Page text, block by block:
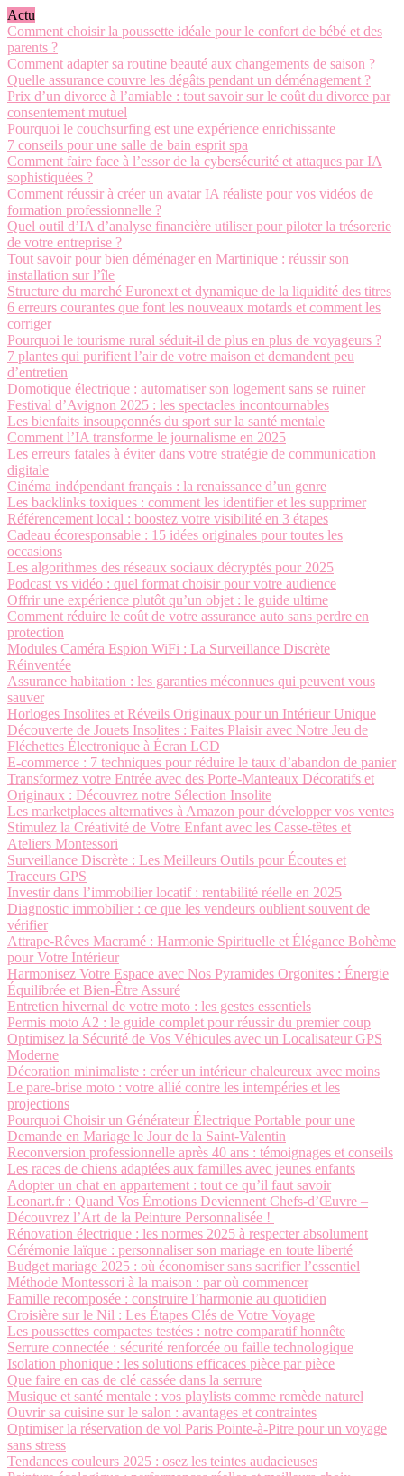
Actu
Comment choisir la poussette idéale pour le confort de bébé et des
parents ?
Comment adapter sa routine beauté aux changements de saison ?
Quelle assurance couvre les dégâts pendant un déménagement ?
Prix d’un divorce à l’amiable : tout savoir sur le coût du divorce par
consentement mutuel
Pourquoi le couchsurfing est une expérience enrichissante
7 conseils pour une salle de bain esprit spa
Comment faire face à l’essor de la cybersécurité et attaques par IA
sophistiquées ?
Comment réussir à créer un avatar IA réaliste pour vos vidéos de
formation professionnelle ?
Quel outil d’IA d’analyse financière utiliser pour piloter la trésorerie
de votre entreprise ?
Tout savoir pour bien déménager en Martinique : réussir son
installation sur l’île
Structure du marché Euronext et dynamique de la liquidité des titres
6 erreurs courantes que font les nouveaux motards et comment les
corriger
Pourquoi le tourisme rural séduit-il de plus en plus de voyageurs ?
7 plantes qui purifient l’air de votre maison et demandent peu
d’entretien
Domotique électrique : automatiser son logement sans se ruiner
Festival d’Avignon 2025 : les spectacles incontournables
Les bienfaits insoupçonnés du sport sur la santé mentale
Comment l’IA transforme le journalisme en 2025
Les erreurs fatales à éviter dans votre stratégie de communication
digitale
Cinéma indépendant français : la renaissance d’un genre
Les backlinks toxiques : comment les identifier et les supprimer
Référencement local : boostez votre visibilité en 3 étapes
Cadeau écoresponsable : 15 idées originales pour toutes les
occasions
Les algorithmes des réseaux sociaux décryptés pour 2025
Podcast vs vidéo : quel format choisir pour votre audience
Offrir une expérience plutôt qu’un objet : le guide ultime
Comment réduire le coût de votre assurance auto sans perdre en
protection
Modules Caméra Espion WiFi : La Surveillance Discrète
Réinventée
Assurance habitation : les garanties méconnues qui peuvent vous
sauver
Horloges Insolites et Réveils Originaux pour un Intérieur Unique
Découverte de Jouets Insolites : Faites Plaisir avec Notre Jeu de
Fléchettes Électronique à Écran LCD
E-commerce : 7 techniques pour réduire le taux d’abandon de panier
Transformez votre Entrée avec des Porte-Manteaux Décoratifs et
Originaux : Découvrez notre Sélection Insolite
Les marketplaces alternatives à Amazon pour développer vos ventes
Stimulez la Créativité de Votre Enfant avec les Casse-têtes et
Ateliers Montessori
Surveillance Discrète : Les Meilleurs Outils pour Écoutes et
Traceurs GPS
Investir dans l’immobilier locatif : rentabilité réelle en 2025
Diagnostic immobilier : ce que les vendeurs oublient souvent de
vérifier
Attrape-Rêves Macramé : Harmonie Spirituelle et Élégance Bohème
pour Votre Intérieur
Harmonisez Votre Espace avec Nos Pyramides Orgonites : Énergie
Équilibrée et Bien-Être Assuré
Entretien hivernal de votre moto : les gestes essentiels
Permis moto A2 : le guide complet pour réussir du premier coup
Optimisez la Sécurité de Vos Véhicules avec un Localisateur GPS
Moderne
Décoration minimaliste : créer un intérieur chaleureux avec moins
Le pare-brise moto : votre allié contre les intempéries et les
projections
Pourquoi Choisir un Générateur Électrique Portable pour une
Demande en Mariage le Jour de la Saint-Valentin
Reconversion professionnelle après 40 ans : témoignages et conseils
Les races de chiens adaptées aux familles avec jeunes enfants
Adopter un chat en appartement : tout ce qu’il faut savoir
Leonart.fr : Quand Vos Émotions Deviennent Chefs-d’Œuvre –
Découvrez l’Art de la Peinture Personnalisée !
Rénovation électrique : les normes 2025 à respecter absolument
Cérémonie laïque : personnaliser son mariage en toute liberté
Budget mariage 2025 : où économiser sans sacrifier l’essentiel
Méthode Montessori à la maison : par où commencer
Famille recomposée : construire l’harmonie au quotidien
Croisière sur le Nil : Les Étapes Clés de Votre Voyage
Les poussettes compactes testées : notre comparatif honnête
Serrure connectée : sécurité renforcée ou faille technologique
Isolation phonique : les solutions efficaces pièce par pièce
Que faire en cas de clé cassée dans la serrure
Musique et santé mentale : vos playlists comme remède naturel
Ouvrir sa cuisine sur le salon : avantages et contraintes
Optimiser la réservation de vol Paris Pointe-à-Pitre pour un voyage
sans stress
Tendances couleurs 2025 : osez les teintes audacieuses